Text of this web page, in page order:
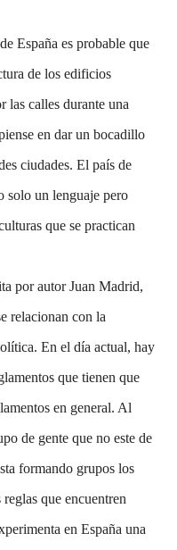
es probable que
de los edificios
las calles durante una
en dar un bocadillo
ciudades. El país de
solo un lenguaje pero
que se practican
por autor Juan Madrid,
relacionan con la
En el día actual, hay
que tienen que
en general. Al
de gente que no este de
formando grupos los
que encuentren
en España una